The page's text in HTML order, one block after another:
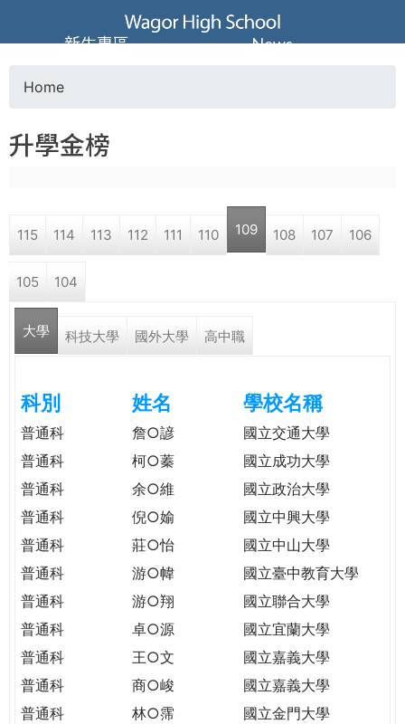
Jump to navigation
葳
格
高
學
格。
o
a
r
e
e
r
e
Home
升學金榜
115 114 113 112 111 110 109 108 107 106
105 104
大學 科技大學 國外大學 高中職
科別 姓名 學校名稱
普通科 詹○諺
國立交通大學
普通科
柯○蓁
國立成功大學
普通科
余○維
國立政治大學
普通科
倪○媮
國立中興大學
普通科
莊○怡
國立中山大學
普通科
游○幃
國立臺中教育大學
普通科
游○翔
國立聯合大學
普通科
卓○源
國立宜蘭大學
普通科
王○文
國立嘉義大學
普通科
商○峻
國立嘉義大學
普通科
林○霈
國立金門大學
新生專區 News